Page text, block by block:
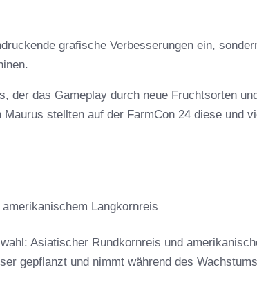
grafische Verbesserungen ein,
der das Gameplay durch neue Fruchtsorten und
stellten auf der FarmCon 24 diese und
Langkornreis
Asiatischer Rundkornreis und
gepflanzt und nimmt während des